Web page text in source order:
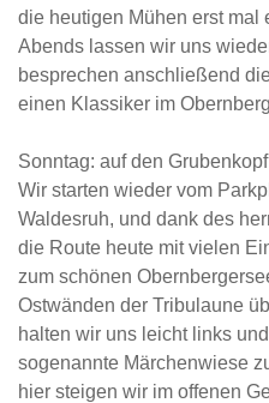
die heutigen Mühen erst mal
Abends lassen wir uns
besprechen anschließend
einen Klassiker im
Sonntag: auf den Grubenkopf
Wir starten wieder vom
Waldesruh, und dank des
die Route heute mit vielen
zum schönen
Ostwänden der Tribulaune
halten wir uns leicht links
sogenannte Märchenwiese
hier steigen wir im offenen